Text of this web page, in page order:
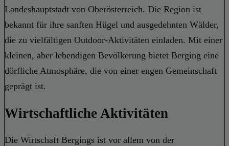
Landeshauptstadt von Oberösterreich. Die Region ist
bekannt für ihre sanften Hügel und ausgedehnten Wälder,
die zu vielfältigen Outdoor-Aktivitäten einladen. Mit einer
kleinen, aber lebendigen Bevölkerung bietet Berging eine
dörfliche Atmosphäre, die von einer engen Gemeinschaft
geprägt ist.
Wirtschaftliche Aktivitäten
Die Wirtschaft Bergings ist vor allem von der